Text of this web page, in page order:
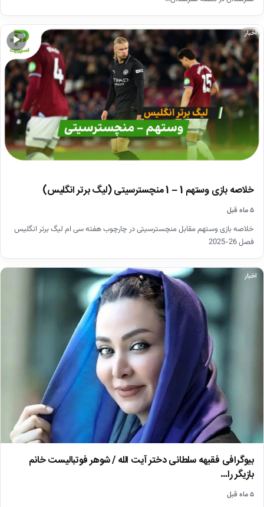
▶
اخبار
خلاصه بازی وستهم 1 – 1 منچسترسیتی (لیگ برتر انگلیس)
۵ ماه قبل
خلاصه بازی وستهم مقابل منچسترسیتی در چارچوب هفته سی ام لیگ برتر انگلیس
فصل 26-2025
اخبار
بیوگرافی فقیهه سلطانی دختر آیت الله / شوهر فوتبالیست خانم
بازیگر را…
۵ ماه قبل